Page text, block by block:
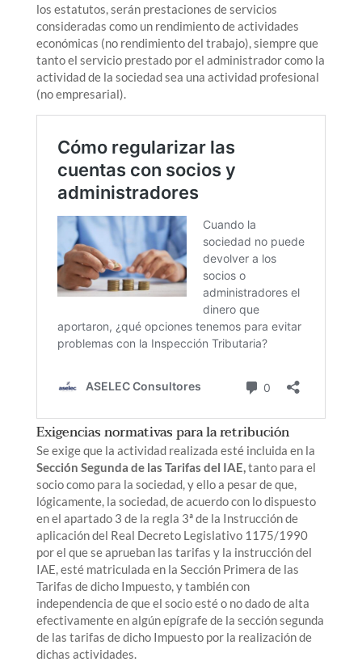
los estatutos, serán prestaciones de servicios
consideradas como un rendimiento de actividades
económicas (no rendimiento del trabajo), siempre que
tanto el servicio prestado por el administrador como la
actividad de la sociedad sea una actividad profesional
(no empresarial).
Exigencias normativas para la retribución
Se exige que la actividad realizada esté incluida en la
Sección Segunda de las Tarifas del IAE,tanto para el
socio como para la sociedad, y ello a pesar de que,
lógicamente, la sociedad, de acuerdo con lo dispuesto
en el apartado 3 de la regla 3ª de la Instrucción de
aplicación del Real Decreto Legislativo 1175/1990
por el que se aprueban las tarifas y la instrucción del
IAE, esté matriculada en la Sección Primera de las
Tarifas de dicho Impuesto, y también con
independencia de que el socio esté o no dado de alta
efectivamente en algún epígrafe de la sección segunda
de las tarifas de dicho Impuesto por la realización de
dichas actividades.